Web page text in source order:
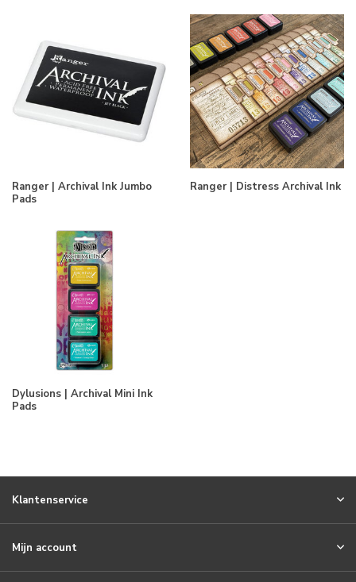
Ranger | Archival Ink Jumbo
Pads
Ranger | Distress Archival Ink
Dylusions | Archival Mini Ink
Pads
Klantenservice
Mijn account